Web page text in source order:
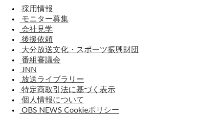
採用情報
モニター募集
会社見学
後援依頼
大分放送文化・スポーツ振興財団
番組審議会
JNN
放送ライブラリー
特定商取引法に基づく表示
個人情報について
OBS NEWS Cookieポリシー